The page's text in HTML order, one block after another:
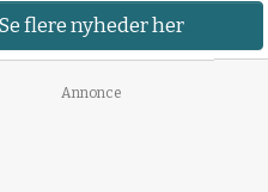
Se flere nyheder her
Annonce